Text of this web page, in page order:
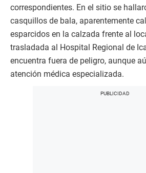
correspondientes. En el sitio se
casquillos de bala, aparentemente
esparcidos en la calzada frente al
trasladada al Hospital Regional de
encuentra fuera de peligro, aunque
atención médica especializada.